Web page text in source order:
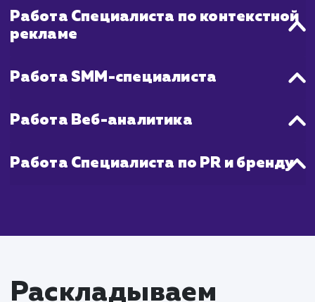
результаты для вашего бизнеса.
Что входит в стоимость
Работа SEO-специалиста